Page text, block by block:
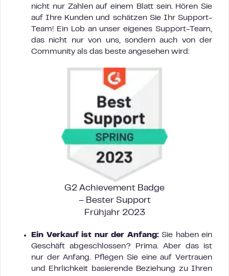
nicht nur Zahlen auf einem Blatt sein. Hören Sie
auf Ihre Kunden und schätzen Sie Ihr Support-
Team! Ein Lob an unser eigenes Support-Team,
das nicht nur von uns, sondern auch von der
Community als das beste angesehen wird:
G2 Achievement Badge
– Bester Support
Frühjahr 2023
Ein Verkauf ist nur der Anfang:Sie haben ein
Geschäft abgeschlossen? Prima. Aber das ist
nur der Anfang. Pflegen Sie eine auf Vertrauen
und Ehrlichkeit basierende Beziehung zu Ihren